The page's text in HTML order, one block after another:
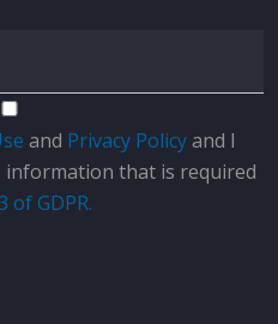
and Privacy Policyand I
information that is required
of GDPR.